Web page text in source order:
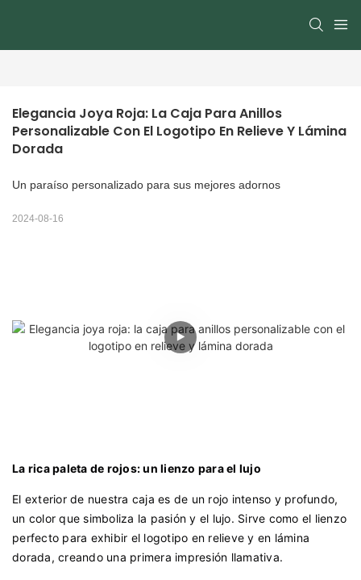
Elegancia Joya Roja: La Caja Para Anillos
Personalizable Con El Logotipo En Relieve Y Lámina
Dorada
Un paraíso personalizado para sus mejores adornos
2024-08-16
La rica paleta de rojos: un lienzo para el lujo
El exterior de nuestra caja es de un rojo intenso y profundo,
un color que simboliza la pasión y el lujo. Sirve como el lienzo
perfecto para exhibir el logotipo en relieve y en lámina
dorada, creando una primera impresión llamativa.